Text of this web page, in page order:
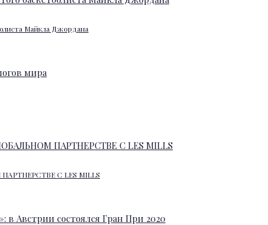
Майкла Джордана
С LES MILLS